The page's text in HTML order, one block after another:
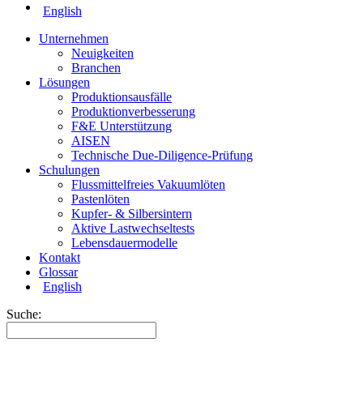
English
Unternehmen
Neuigkeiten
Branchen
Lösungen
Produktionsausfälle
Produktionverbesserung
F&E Unterstützung
AISEN
Technische Due-Diligence-Prüfung
Schulungen
Flussmittelfreies Vakuumlöten
Pastenlöten
Kupfer- & Silbersintern
Aktive Lastwechseltests
Lebensdauermodelle
Kontakt
Glossar
English
Suche: